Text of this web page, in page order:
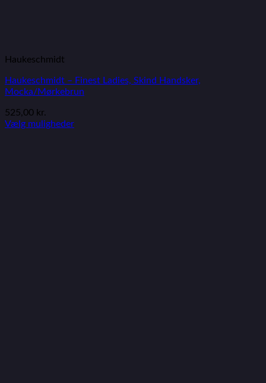
Haukeschmidt
Haukeschmidt – Finest Ladies, Skind Handsker,
Mocka/Mørkebrun
525,00 kr.
Vælg muligheder